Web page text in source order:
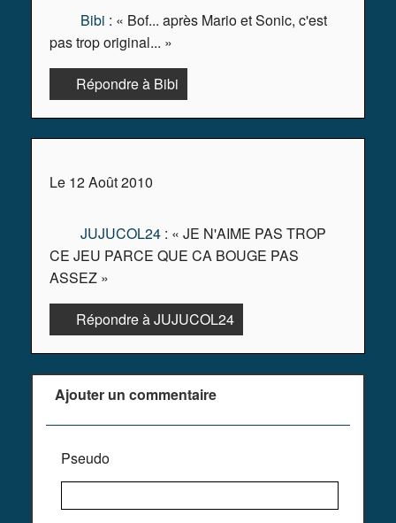
Bibi : « Bof... après Mario et Sonic, c'est
pas trop original... »
Répondre à Bibi
Le 12 Août 2010
JUJUCOL24 : « JE N'AIME PAS TROP
CE JEU PARCE QUE CA BOUGE PAS
ASSEZ »
Répondre à JUJUCOL24
Ajouter un commentaire
Pseudo